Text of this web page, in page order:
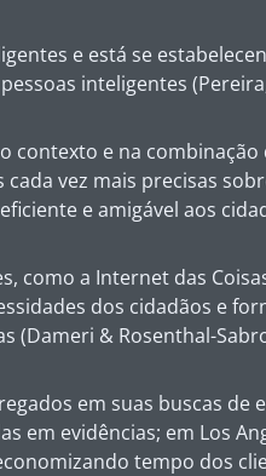
e está se
inteligentes
contexto e na
vez mais precisas
e amigável aos
a Internet das
dos cidadãos e
(Dameri & Rosenthal-
em suas buscas de
em evidências; em Los
tempo dos